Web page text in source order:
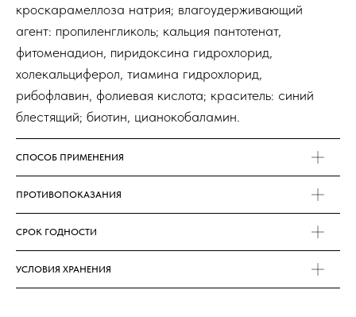
кроскарамеллоза натрия; влагоудерживающий
агент: пропиленгликоль; кальция пантотенат,
фитоменадион, пиридоксина гидрохлорид,
холекальциферол, тиамина гидрохлорид,
рибофлавин, фолиевая кислота; краситель: синий
блестящий; биотин, цианокобаламин.
СПОСОБ ПРИМЕНЕНИЯ
ПРОТИВОПОКАЗАНИЯ
СРОК ГОДНОСТИ
УСЛОВИЯ ХРАНЕНИЯ